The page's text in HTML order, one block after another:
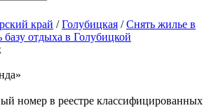
край /Голубицкая /Снять жилье в
базу отдыха в Голубицкой
номер в реестре классифицированных